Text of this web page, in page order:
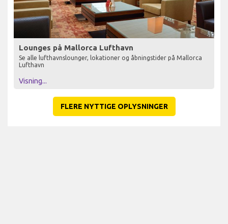
Lounges på Mallorca Lufthavn
Se alle lufthavnslounger, lokationer og åbningstider på Mallorca
Lufthavn
Visning...
FLERE NYTTIGE OPLYSNINGER